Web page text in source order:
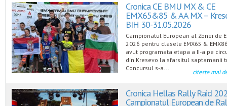
Cronica CE BMU MX & CE
EMX65&85 & AA MX –
BIH 30-31.05.2026
Campionatul European al Zonei de
2026 pentru clasele EMX65 &
avut programata etapa a II-a pe
din Kresevo la sfarsitul saptamanii
Concursul s-a...
citeste mai
Cronica Hellas Rally Raid
Campionatul European de